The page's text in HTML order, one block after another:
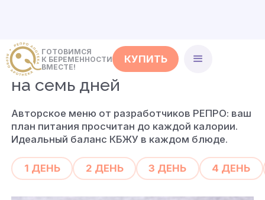
ГОТОВИМСЯ
К БЕРЕМЕННОСТИ
ВМЕСТЕ!
КУПИТЬ
РЕПРОменю
на семь дней
Авторское меню от разработчиков РЕПРО: ваш
план питания просчитан до каждой калории.
Идеальный баланс КБЖУ в каждом блюде.
1 ДЕНЬ 2 ДЕНЬ 3 ДЕНЬ 4 ДЕНЬ